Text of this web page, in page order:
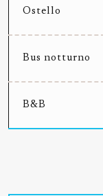
Ostello
Bus notturno
B&B